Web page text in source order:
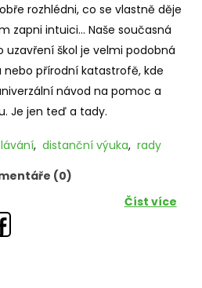
rozhlédni, co se vlastně děje
zapni intuici... Naše současná
uzavření škol je velmi podobná
nebo přírodní katastrofě, kde
návod na pomoc a
Je jen teď a tady.
, distanční výuka, rady
(0)
Číst více